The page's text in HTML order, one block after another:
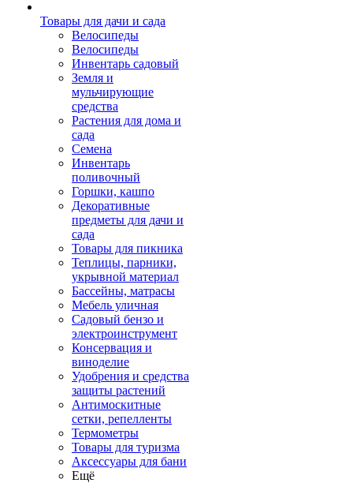
Товары для дачи и сада
Велосипеды
Велосипеды
Инвентарь садовый
Земля и
мульчирующие
средства
Растения для дома и
сада
Семена
Инвентарь
поливочный
Горшки, кашпо
Декоративные
предметы для дачи и
сада
Товары для пикника
Теплицы, парники,
укрывной материал
Бассейны, матрасы
Мебель уличная
Садовый бензо и
электроинструмент
Консервация и
виноделие
Удобрения и средства
защиты растений
Антимоскитные
сетки, репелленты
Термометры
Товары для туризма
Аксессуары для бани
Ещё